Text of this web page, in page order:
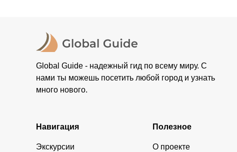
Global Guide - надежный гид по всему миру. С
нами ты можешь посетить любой город и узнать
много нового.
Навигация
Экскурсии
Полезное
О проекте